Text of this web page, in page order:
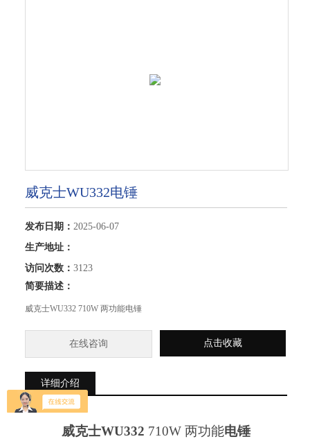
威克士WU332电锤
发布日期： 2025-06-07
生产地址：
访问次数： 3123
简要描述：
威克士WU332 710W 两功能电锤
在线咨询 点击收藏
详细介绍
威克士WU332 710W 两功能电锤